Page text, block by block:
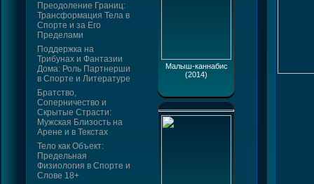
Преодоление Границ:
Трансформация Тела в
Спорте и за Его
Пределами
Поддержка на
Трибунах и Фантазии
Дома: Роль Партнерши
в Спорте и Литературе
Братство,
Соперничество и
Скрытые Страсти:
Мужская Близость на
Арене и в Текстах
Тело как Объект:
Предельная
Физиология в Спорте и
Слове 18+
Малыш-каннабис
(2014)